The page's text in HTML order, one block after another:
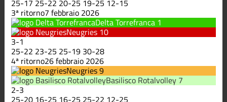
25-17 25-22 20-25 19-25 12-15
3ª ritorno7 febbraio 2026
Delta Torrefranca 1
Neugries 10
3-1
25-22 23-25 25-19 30-28
4ª ritorno26 febbraio 2026
Neugries9
Basilisco Rotalvolley 7
2-3
25-20 16-25 16-25 25-22 12-25